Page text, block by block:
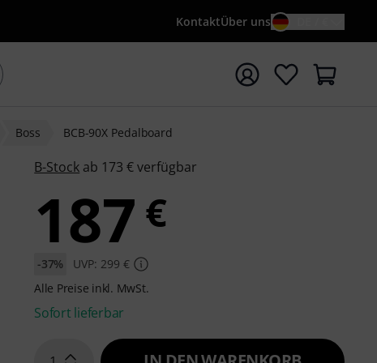
KontaktÜber uns
mit Suchwort {searchTerm} starten
Boss BCB-90X Pedalboard
B-Stock ab 173 € verfügbar
187 €
-37%
UVP: 299 €
Alle Preise inkl. MwSt.
Sofort lieferbar